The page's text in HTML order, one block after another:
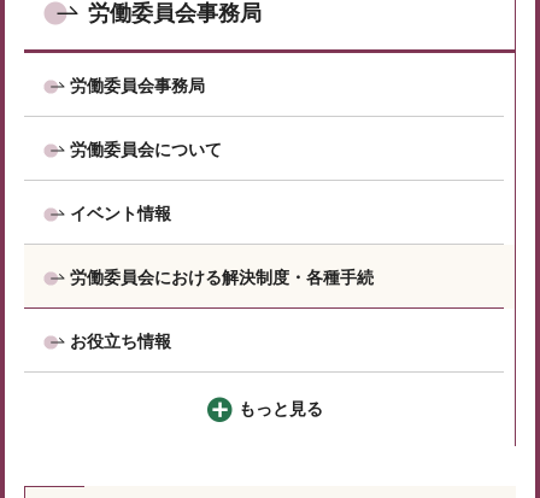
労働委員会事務局
労働委員会事務局
労働委員会について
イベント情報
労働委員会における解決制度・各種手続
お役立ち情報
もっと見る